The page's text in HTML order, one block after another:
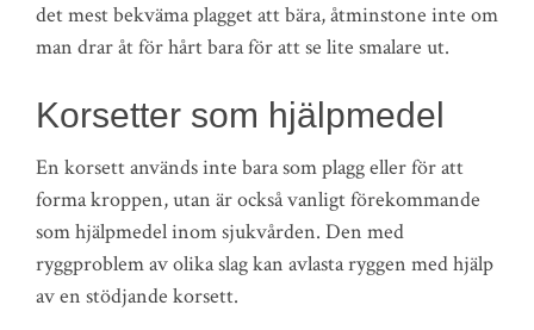
det mest bekväma plagget att bära, åtminstone inte om
man drar åt för hårt bara för att se lite smalare ut.
Korsetter som hjälpmedel
En korsett används inte bara som plagg eller för att
forma kroppen, utan är också vanligt förekommande
som hjälpmedel inom sjukvården. Den med
ryggproblem av olika slag kan avlasta ryggen med hjälp
av en stödjande korsett.